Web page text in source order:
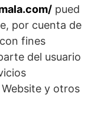
pued
por cuenta de
fines
del usuario
y otros